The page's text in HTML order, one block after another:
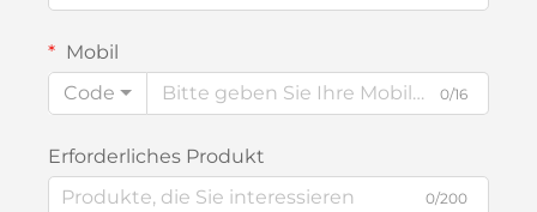
Mobil
Code
0/16
Erforderliches Produkt
0/200